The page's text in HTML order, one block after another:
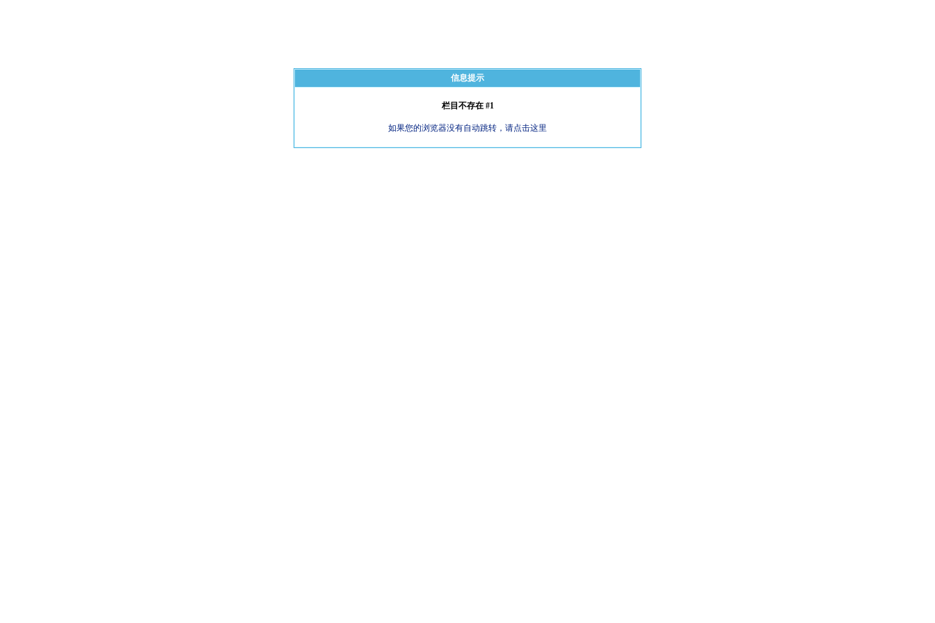
信息提示
栏目不存在 #1
如果您的浏览器没有自动跳转，请点击这里